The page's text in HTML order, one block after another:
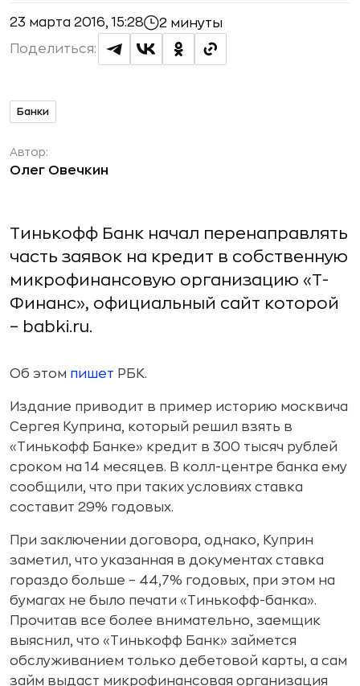
23 марта 2016, 15:28 2 минуты
Поделиться:
Банки
Автор:
Олег Овечкин
Тинькофф Банк начал перенаправлять
часть заявок на кредит в собственную
микрофинансовую организацию «Т-
Финанс», официальный сайт которой
– babki.ru.
Об этом пишет РБК.
Издание приводит в пример историю москвича
Сергея Куприна, который решил взять в
«Тинькофф Банке» кредит в 300 тысяч рублей
сроком на 14 месяцев. В колл-центре банка ему
сообщили, что при таких условиях ставка
составит 29% годовых.
При заключении договора, однако, Куприн
заметил, что указанная в документах ставка
гораздо больше – 44,7% годовых, при этом на
бумагах не было печати «Тинькофф-банка».
Прочитав все более внимательно, заемщик
выяснил, что «Тинькофф Банк» займется
обслуживанием только дебетовой карты, а сам
займ выдаст микрофинансовая организация